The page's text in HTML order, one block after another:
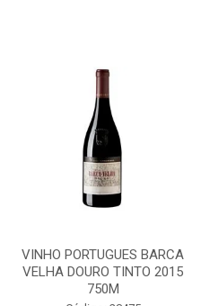
VINHO PORTUGUES BARCA
VELHA DOURO TINTO 2015
750M